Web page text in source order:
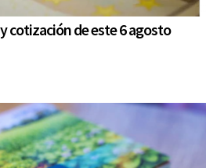
cotización de este 6 agosto